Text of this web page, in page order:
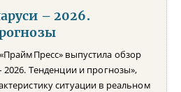
– 2026.
выпустила обзор
Тенденции и прогнозы»,
ситуации в реальном